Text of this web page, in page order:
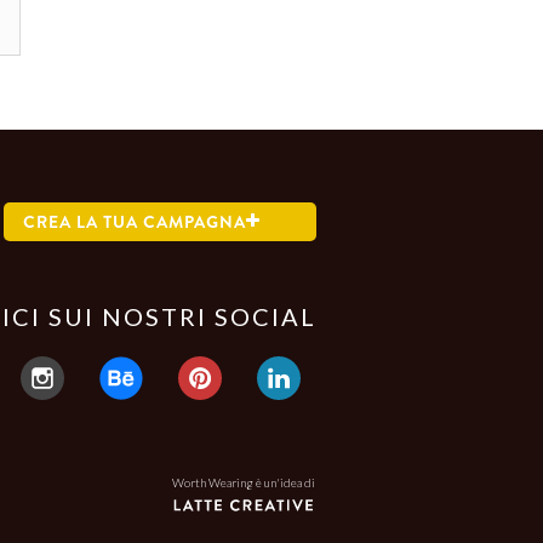
CREA LA TUA CAMPAGNA
SUI NOSTRI SOCIAL
Worth Wearing è un'idea di